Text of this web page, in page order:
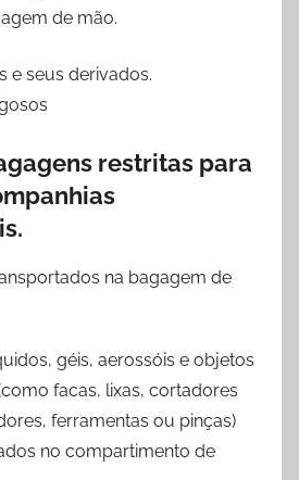
de mão.
e seus derivados.
restritas para
na bagagem de
géis, aerossóis e objetos
facas, lixas, cortadores
ferramentas ou pinças)
no compartimento de